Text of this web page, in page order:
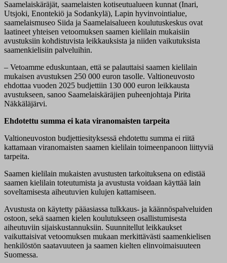
Saamelaiskäräjät, saamelaisten kotiseutualueen kunnat (Inari,
Utsjoki, Enontekiö ja Sodankylä), Lapin hyvinvointialue,
saamelaismuseo Siida ja Saamelaisalueen koulutuskeskus ovat
laatineet yhteisen vetoomuksen saamen kielilain mukaisiin
avustuksiin kohdistuvista leikkauksista ja niiden vaikutuksista
saamenkielisiin palveluihin.
– Vetoamme eduskuntaan, että se palauttaisi saamen kielilain
mukaisen avustuksen 250 000 euron tasolle. Valtioneuvosto
ehdottaa vuoden 2025 budjettiin 130 000 euron leikkausta
avustukseen, sanoo Saamelaiskäräjien puheenjohtaja Pirita
Näkkäläjärvi.
Ehdotettu summa ei kata viranomaisten tarpeita
Valtioneuvoston budjettiesityksessä ehdotettu summa ei riitä
kattamaan viranomaisten saamen kielilain toimeenpanoon liittyviä
tarpeita.
Saamen kielilain mukaisten avustusten tarkoituksena on edistää
saamen kielilain toteutumista ja avustusta voidaan käyttää lain
soveltamisesta aiheutuvien kulujen kattamiseen.
Avustusta on käytetty pääasiassa tulkkaus- ja käännöspalveluiden
ostoon, sekä saamen kielen koulutukseen osallistumisesta
aiheutuviin sijaiskustannuksiin. Suunnitellut leikkaukset
vaikuttaisivat vetoomuksen mukaan merkittävästi saamenkielisen
henkilöstön saatavuuteen ja saamen kielten elinvoimaisuuteen
Suomessa.